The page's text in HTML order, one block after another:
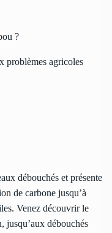
?
problèmes agricoles
débouchés et présente
de carbone jusqu’à
Venez découvrir le
jusqu’aux débouchés